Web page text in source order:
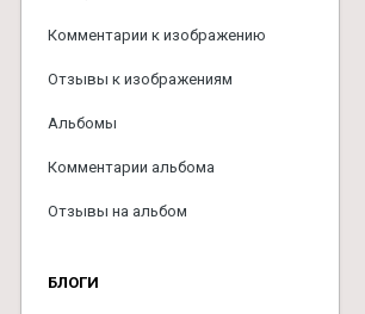
Комментарии к изображению
Отзывы к изображениям
Альбомы
Комментарии альбома
Отзывы на альбом
БЛОГИ